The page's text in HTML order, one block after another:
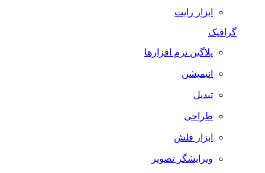
ابزار رایت
گرافیک
پلاگین نرم افزارها
انیمیشن
تبدیل
طراحی
ابزار فلش
ویرایشگر تصویر